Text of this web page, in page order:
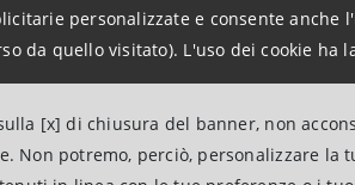
personalizzate e consente anche
da quello visitato). L'uso dei cookie ha
[x] di chiusura del banner, non
Non potremo, perciò, personalizzare la
come queste PMI, anche
sulle direttrici fondamentali per la
passaggio generazionale,
oltre ad un forte attenzione
del Digital Tour sono state raccolte